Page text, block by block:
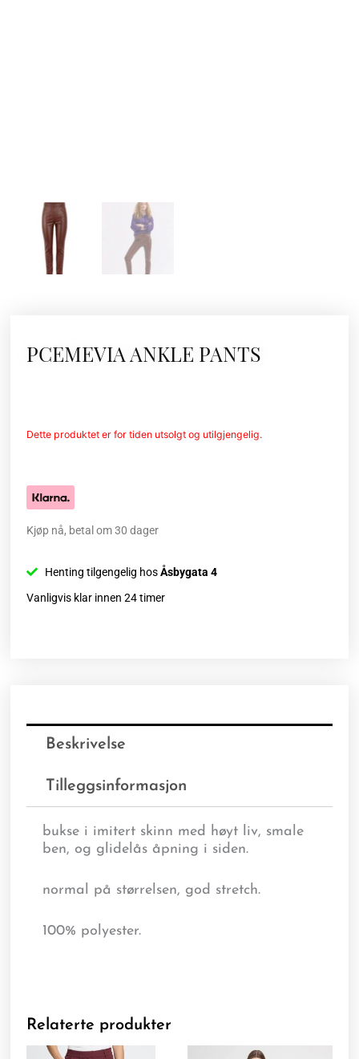
PCEMEVIA ANKLE PANTS
Dette produktet er for tiden utsolgt og utilgjengelig.
Kjøp nå, betal om 30 dager
Henting tilgengelig hosÅsbygata 4
Vanligvis klar innen 24 timer
Beskrivelse
Tilleggsinformasjon
bukse i imitert skinn med høyt liv, smale
ben, og glidelås åpning i siden.
normal på størrelsen, god stretch.
100% polyester.
Relaterte produkter